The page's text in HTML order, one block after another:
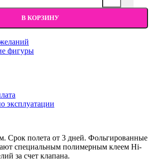
В КОРЗИНУ
фигуры
эксплуатации
Срок полета от 3 дней. Фольгированные
специальным полимерным клеем Hi-
за счет клапана.